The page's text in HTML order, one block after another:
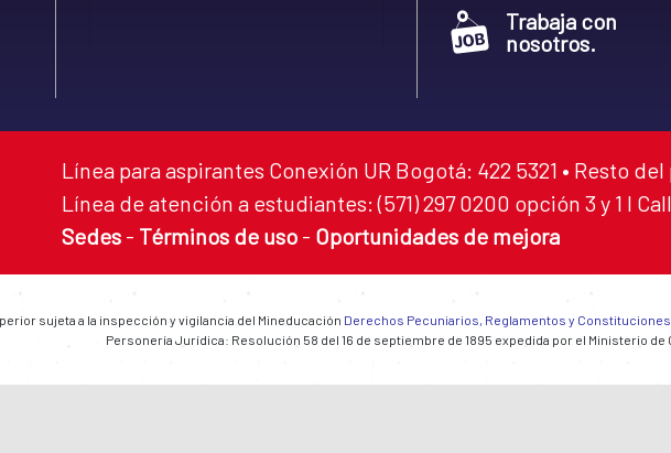
Trabaja con
nosotros.
Línea para aspirantes Conexión UR Bogotá: 422 5321 • Resto del
Línea de atención a estudiantes: (571) 297 0200 opción 3 y 1 I
Sedes - Términos de uso - Oportunidades de mejora
sujeta a la inspección y vigilancia del Mineducación Derechos Pecuniarios, Reglamentos y Constituciones
Personería Jurídica: Resolución 58 del 16 de septiembre de 1895 expedida por el Ministerio de